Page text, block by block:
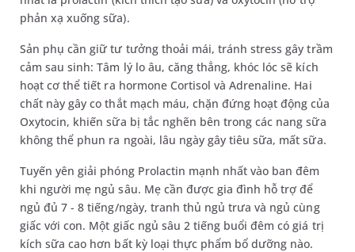
phản xạ xuống sữa).
Sản phụ cần giữ tư tưởng thoải mái, tránh stress gây trầm
cảm sau sinh: Tâm lý lo âu, căng thẳng, khóc lóc sẽ kích
hoạt cơ thể tiết ra hormone Cortisol và Adrenaline. Hai
chất này gây co thắt mạch máu, chặn đứng hoạt động của
Oxytocin, khiến sữa bị tắc nghẽn bên trong các nang sữa
không thể phun ra ngoài, lâu ngày gây tiêu sữa, mất sữa.
Tuyến yên giải phóng Prolactin mạnh nhất vào ban đêm
khi người mẹ ngủ sâu. Mẹ cần được gia đình hỗ trợ để
ngủ đủ 7 - 8 tiếng/ngày, tranh thủ ngủ trưa và ngủ cùng
giấc với con. Một giấc ngủ sâu 2 tiếng buổi đêm có giá trị
kích sữa cao hơn bất kỳ loại thực phẩm bổ dưỡng nào.